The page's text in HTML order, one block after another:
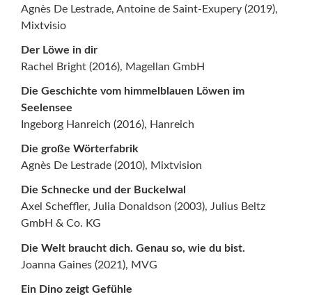
Agnès De Lestrade, Antoine de Saint-Exupery (2019),
Mixtvisio
Der Löwe in dir
Rachel Bright (2016), Magellan GmbH
Die Geschichte vom himmelblauen Löwen im
Seelensee
Ingeborg Hanreich (2016), Hanreich
Die große Wörterfabrik
Agnès De Lestrade (2010), Mixtvision
Die Schnecke und der Buckelwal
Axel Scheffler, Julia Donaldson (2003), Julius Beltz
GmbH & Co. KG
Die Welt braucht dich. Genau so, wie du bist.
Joanna Gaines (2021), MVG
Ein Dino zeigt Gefühle